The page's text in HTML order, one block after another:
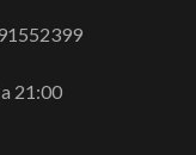
21:00